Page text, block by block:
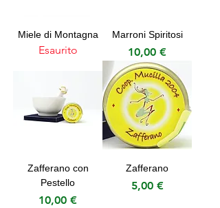
Miele di Montagna
Esaurito
Marroni Spiritosi
Prezzo
10,00 €
Zafferano con
Pestello
Prezzo
10,00 €
Zafferano
Prezzo
5,00 €